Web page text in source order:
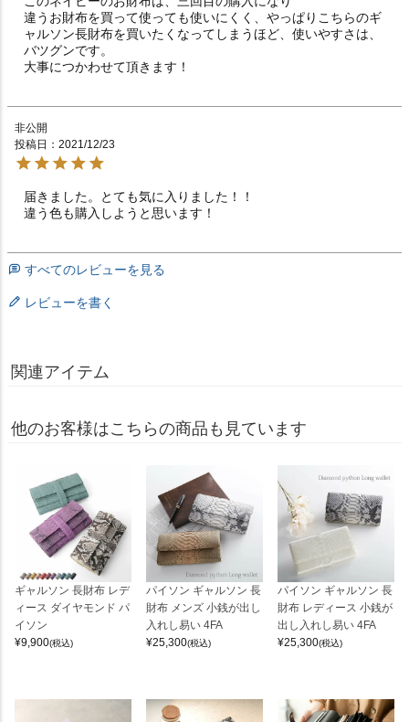
違うお財布を買って使っても使いにくく、やっぱりこちらのギ
ャルソン長財布を買いたくなってしまうほど、使いやすさは、
バツグンです。
非公開
投稿日
2021/12/23
届きました。とても気に入りました！！
違う色も購入しようと思います！
すべてのレビューを見る
レビューを書く
関連アイテム
他のお客様はこちらの商品も見ています
ギャルソン 長財布 レデ
ィース ダイヤモンド パ
イソン
¥9,900(税込)
パイソン ギャルソン 長
財布 メンズ 小銭が出し
入れし易い 4FA
¥25,300(税込)
パイソン ギャルソン 長
財布 レディース 小銭が
出し入れし易い 4FA
¥25,300(税込)